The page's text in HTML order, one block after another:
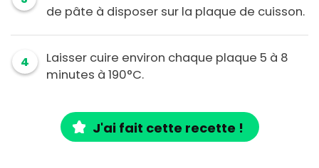
de pâte à disposer sur la plaque de cuisson.
4
Laisser cuire environ chaque plaque 5 à 8
minutes à 190°C.
J'ai fait cette recette !